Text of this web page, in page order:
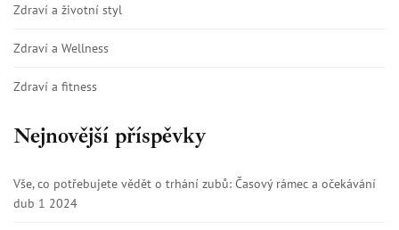
Zdraví a životní styl
Zdraví a Wellness
Zdraví a fitness
Nejnovější příspěvky
Vše, co potřebujete vědět o trhání zubů: Časový rámec a očekávání
dub 1 2024